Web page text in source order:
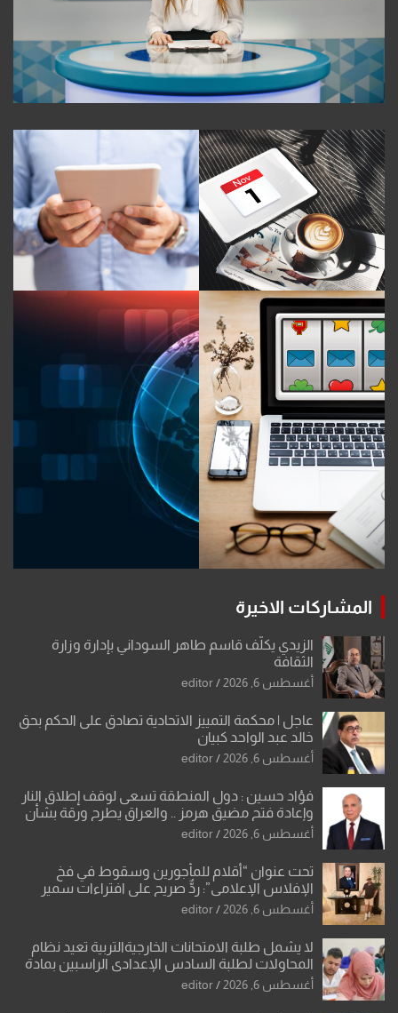
المشاركات الاخيرة
الزيدي يكلّف قاسم طاهر السوداني بإدارة وزارة
الثقافة
أغسطس 6, 2026 editor
عاجل | محكمة التمييز الاتحادية تصادق على الحكم بحق
خالد عبد الواحد كبيان
أغسطس 6, 2026 editor
فؤاد حسين : دول المنطقة تسعى لوقف إطلاق النار
وإعادة فتح مضيق هرمز .. والعراق يطرح ورقة بشأن
تحولات القدس
أغسطس 6, 2026 editor
تحت عنوان “أقلام للمأجورين وسقوط في فخ
الإفلاس الإعلامي”: ردٌّ صريح على افتراءات سمير
الشكرجي
أغسطس 6, 2026 editor
لا يشمل طلبة الامتحانات الخارجيةالتربية تعيد نظام
المحاولات لطلبة السادس الإعدادي الراسبين بمادة
أو مادتين
أغسطس 6, 2026 editor